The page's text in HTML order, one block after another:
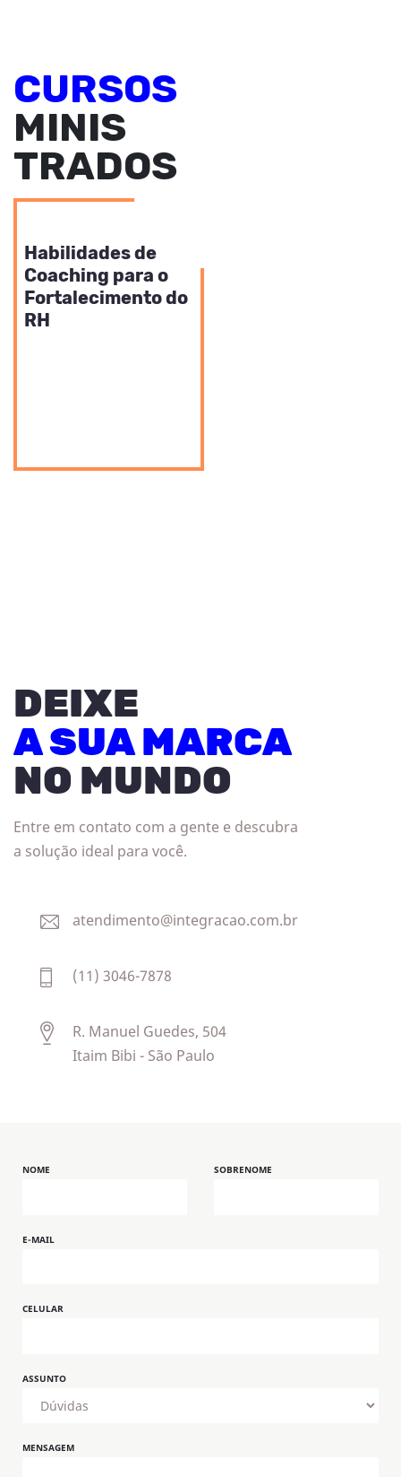
CURSOS
MINIS
TRADOS
Habilidades de
Coaching para o
Fortalecimento do
RH
DEIXE
A SUA MARCA
NO MUNDO
Entre em contato com a gente e descubra
a solução ideal para você.
atendimento@integracao.com.br
(11) 3046-7878
R. Manuel Guedes, 504
Itaim Bibi - São Paulo
NOME SOBRENOME
E-MAIL
CELULAR
ASSUNTO
MENSAGEM